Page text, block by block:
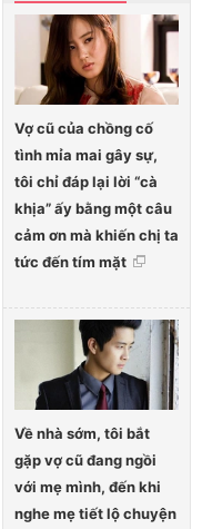
Vợ cũ của chồng cố
tình mỉa mai gây sự,
tôi chỉ đáp lại lời “cà
khịa” ấy bằng một câu
cảm ơn mà khiến chị ta
tức đến tím mặt
Về nhà sớm, tôi bắt
gặp vợ cũ đang ngồi
với mẹ mình, đến khi
nghe mẹ tiết lộ chuyện